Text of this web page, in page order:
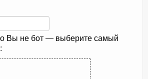
Вы не бот — выберите самый